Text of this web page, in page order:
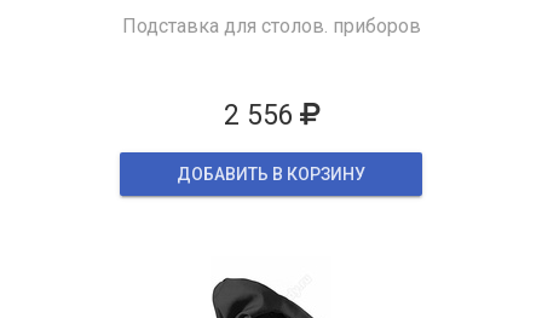
Подставка для столов. приборов
2 556
ДОБАВИТЬ В КОРЗИНУ